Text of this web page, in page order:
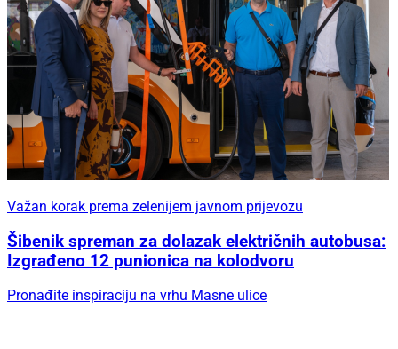
Važan korak prema zelenijem javnom prijevozu
Šibenik spreman za dolazak električnih autobusa:
Izgrađeno 12 punionica na kolodvoru
Pronađite inspiraciju na vrhu Masne ulice